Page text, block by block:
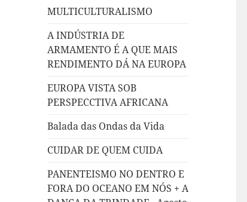
MULTICULTURALISMO
A INDÚSTRIA DE
ARMAMENTO É A QUE MAIS
RENDIMENTO DÁ NA EUROPA
EUROPA VISTA SOB
PERSPECCTIVA AFRICANA
Balada das Ondas da Vida
CUIDAR DE QUEM CUIDA
PANENTEISMO NO DENTRO E
FORA DO OCEANO EM NÓS + A